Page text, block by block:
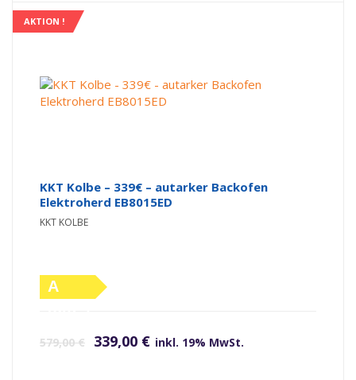
AKTION !
KKT Kolbe – 339€ – autarker Backofen
Elektroherd EB8015ED
KKT KOLBE
A
579,00€ 339,00 € inkl. 19% MwSt.